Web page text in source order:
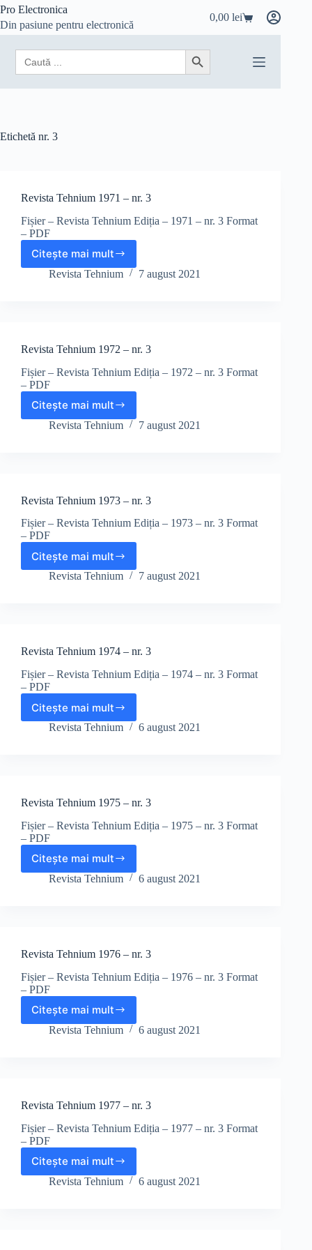
Sari
conținut
Pro Electronica
Din pasiune pentru electronică
Coș
de
cumpărături
0,00lei
Search
for:
Search Button
Etichetă nr. 3
Revista Tehnium 1971 – nr. 3
Fișier – Revista Tehnium Ediția – 1971 – nr. 3 Format
– PDF
Citește mai mult
Revista
Tehnium
Revista Tehnium 7 august 2021
Revista Tehnium 1972 – nr. 3
Fișier – Revista Tehnium Ediția – 1972 – nr. 3 Format
– PDF
Citește mai mult
Revista
Tehnium
Revista Tehnium 7 august 2021
Revista Tehnium 1973 – nr. 3
Fișier – Revista Tehnium Ediția – 1973 – nr. 3 Format
– PDF
Citește mai mult
Revista
Tehnium
Revista Tehnium 7 august 2021
Revista Tehnium 1974 – nr. 3
Fișier – Revista Tehnium Ediția – 1974 – nr. 3 Format
– PDF
Citește mai mult
Revista
Tehnium
Revista Tehnium 6 august 2021
Revista Tehnium 1975 – nr. 3
Fișier – Revista Tehnium Ediția – 1975 – nr. 3 Format
– PDF
Citește mai mult
Revista
Tehnium
Revista Tehnium 6 august 2021
Revista Tehnium 1976 – nr. 3
Fișier – Revista Tehnium Ediția – 1976 – nr. 3 Format
– PDF
Citește mai mult
Revista
Tehnium
Revista Tehnium 6 august 2021
Revista Tehnium 1977 – nr. 3
Fișier – Revista Tehnium Ediția – 1977 – nr. 3 Format
– PDF
Citește mai mult
Revista
Tehnium
Revista Tehnium 6 august 2021